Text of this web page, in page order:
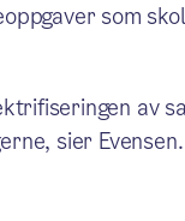
som
av
sier Evensen.